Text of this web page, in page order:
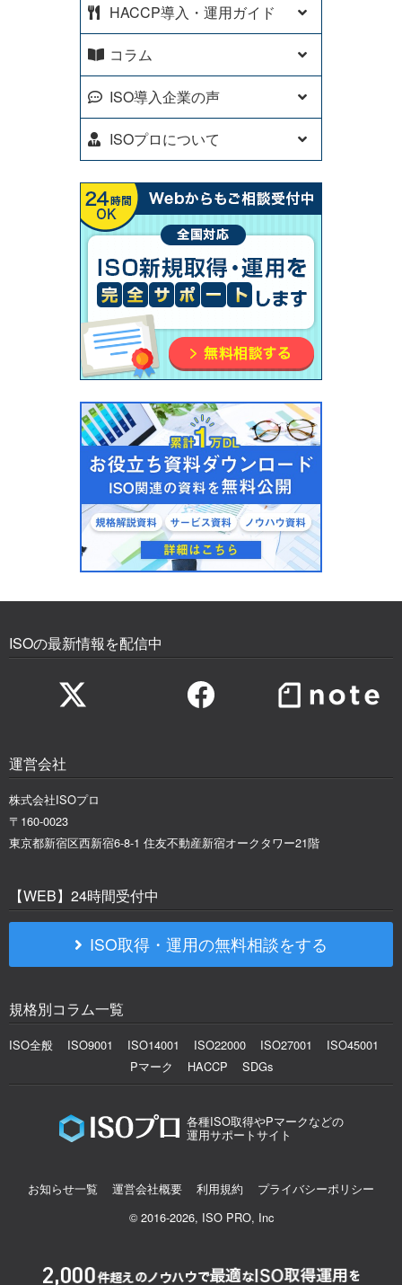
HACCP導入・運用ガイド
コラム
ISO導入企業の声
ISOプロについて
ISOの最新情報を配信中
運営会社
株式会社ISOプロ
〒160-0023
東京都新宿区西新宿6-8-1 住友不動産新宿オークタワー21階
【WEB】24時間受付中
ISO取得・運用の無料相談をする
規格別コラム一覧
ISO全般 ISO9001 ISO14001 ISO22000 ISO27001
ISO45001
Pマーク
HACCP SDGs
各種ISO取得やPマークなどの
運用サポートサイト
お知らせ一覧 運営会社概要 利用規約
プライバシーポリシー
© 2016-2026, ISO PRO, Inc